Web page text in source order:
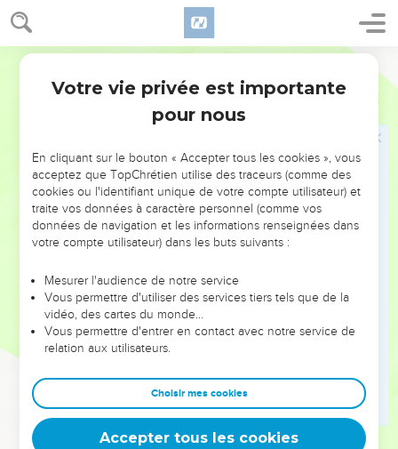
Psaumes 115
Tribus d’Israël, ayez confiance dans le SEIGNEUR. – Leur
secours et leur bouclier, c’est lui !
Famille d’Aaron, ayez confiance dans le SEIGNEUR. – Leur
secours et leur bouclier, c’est lui !
SEIGNEUR. – Leur secours et leur bouclier, c’est lui !
Le SEIGNEUR se souvient de nous, il nous bénira. Il bénira
les tribus d’Israël, il bénira la famille d’Aaron,
il bénira ceux qui le respectent, les petits et les grands.
Que le SEIGNEUR vous rende nombreux, vous et vos
enfants !
Que le SEIGNEUR vous bénisse, lui qui a fait le ciel et la
terre !
Le ciel est le ciel du SEIGNEUR, mais la terre, il l’a donnée
aux hommes.
eux qui descendent dans le monde du silence.
Mais nous, nous remercions le SEIGNEUR, dès maintenant
et pour toujours. Chantez la louange du SEIGNEUR !
Votre vie privée est importante
pour nous
En cliquant sur le bouton « Accepter tous les cookies », vous
acceptez que TopChrétien utilise des traceurs (comme des
cookies ou l'identifiant unique de votre compte utilisateur) et
traite vos données à caractère personnel (comme vos
données de navigation et les informations renseignées dans
votre compte utilisateur) dans les buts suivants :
Mesurer l'audience de notre service
Vous permettre d'utiliser des services tiers tels que de la
vidéo, des cartes du monde…
Vous permettre d'entrer en contact avec notre service de
relation aux utilisateurs.
Choisir mes cookies
Accepter tous les cookies